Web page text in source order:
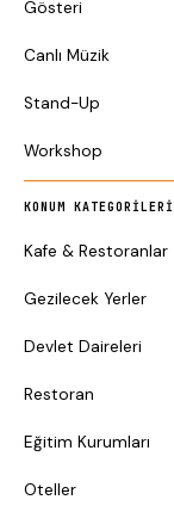
Gösteri
Canlı Müzik
Stand-Up
Workshop
KONUM KATEGORILERI
Kafe & Restoranlar
Gezilecek Yerler
Devlet Daireleri
Restoran
Eğitim Kurumları
Oteller